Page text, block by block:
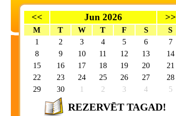
<< Jun 2026 >>
M T W T F S
S
1
2 3 4 5 6
7
8
9 10 11 12 13
14
15
16 17 18 19 20
21
22
23 24 25 26 27
28
29
30 1 2 3 4 5
REZERVĒT TAGAD!